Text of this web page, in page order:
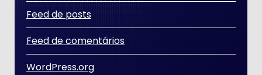
Feed de posts
Feed de comentários
WordPress.org